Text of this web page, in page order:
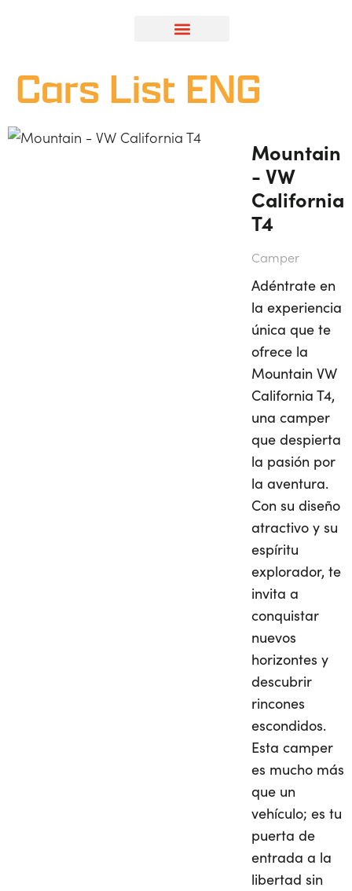
Cars List ENG
Mountain
- VW
California
T4
Camper
Adéntrate en
la experiencia
única que te
ofrece la
Mountain VW
California T4,
una camper
que despierta
la pasión por
la aventura.
Con su diseño
atractivo y su
espíritu
explorador, te
invita a
conquistar
nuevos
horizontes y
descubrir
rincones
escondidos.
Esta camper
es mucho más
que un
vehículo; es tu
puerta de
entrada a la
libertad sin